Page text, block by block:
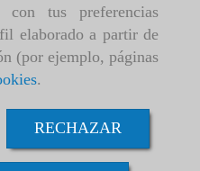
con tus preferencias
elaborado a partir de
(por ejemplo, páginas
.
RECHAZAR